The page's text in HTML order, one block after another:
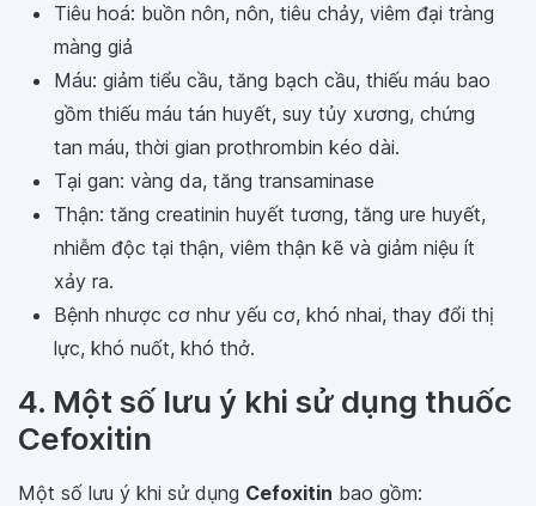
Tiêu hoá: buồn nôn, nôn, tiêu chảy, viêm đại tràng
màng giả
Máu: giảm tiểu cầu, tăng bạch cầu, thiếu máu bao
gồm thiếu máu tán huyết, suy tủy xương, chứng
tan máu, thời gian prothrombin kéo dài.
Tại gan: vàng da, tăng transaminase
Thận: tăng creatinin huyết tương, tăng ure huyết,
nhiễm độc tại thận, viêm thận kẽ và giảm niệu ít
xảy ra.
Bệnh nhược cơ như yếu cơ, khó nhai, thay đổi thị
lực, khó nuốt, khó thở.
4. Một số lưu ý khi sử dụng thuốc
Cefoxitin
Một số lưu ý khi sử dụng Cefoxitin bao gồm: